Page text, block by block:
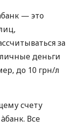
— это
за
деньги
до 10 грн/л
счету
Все